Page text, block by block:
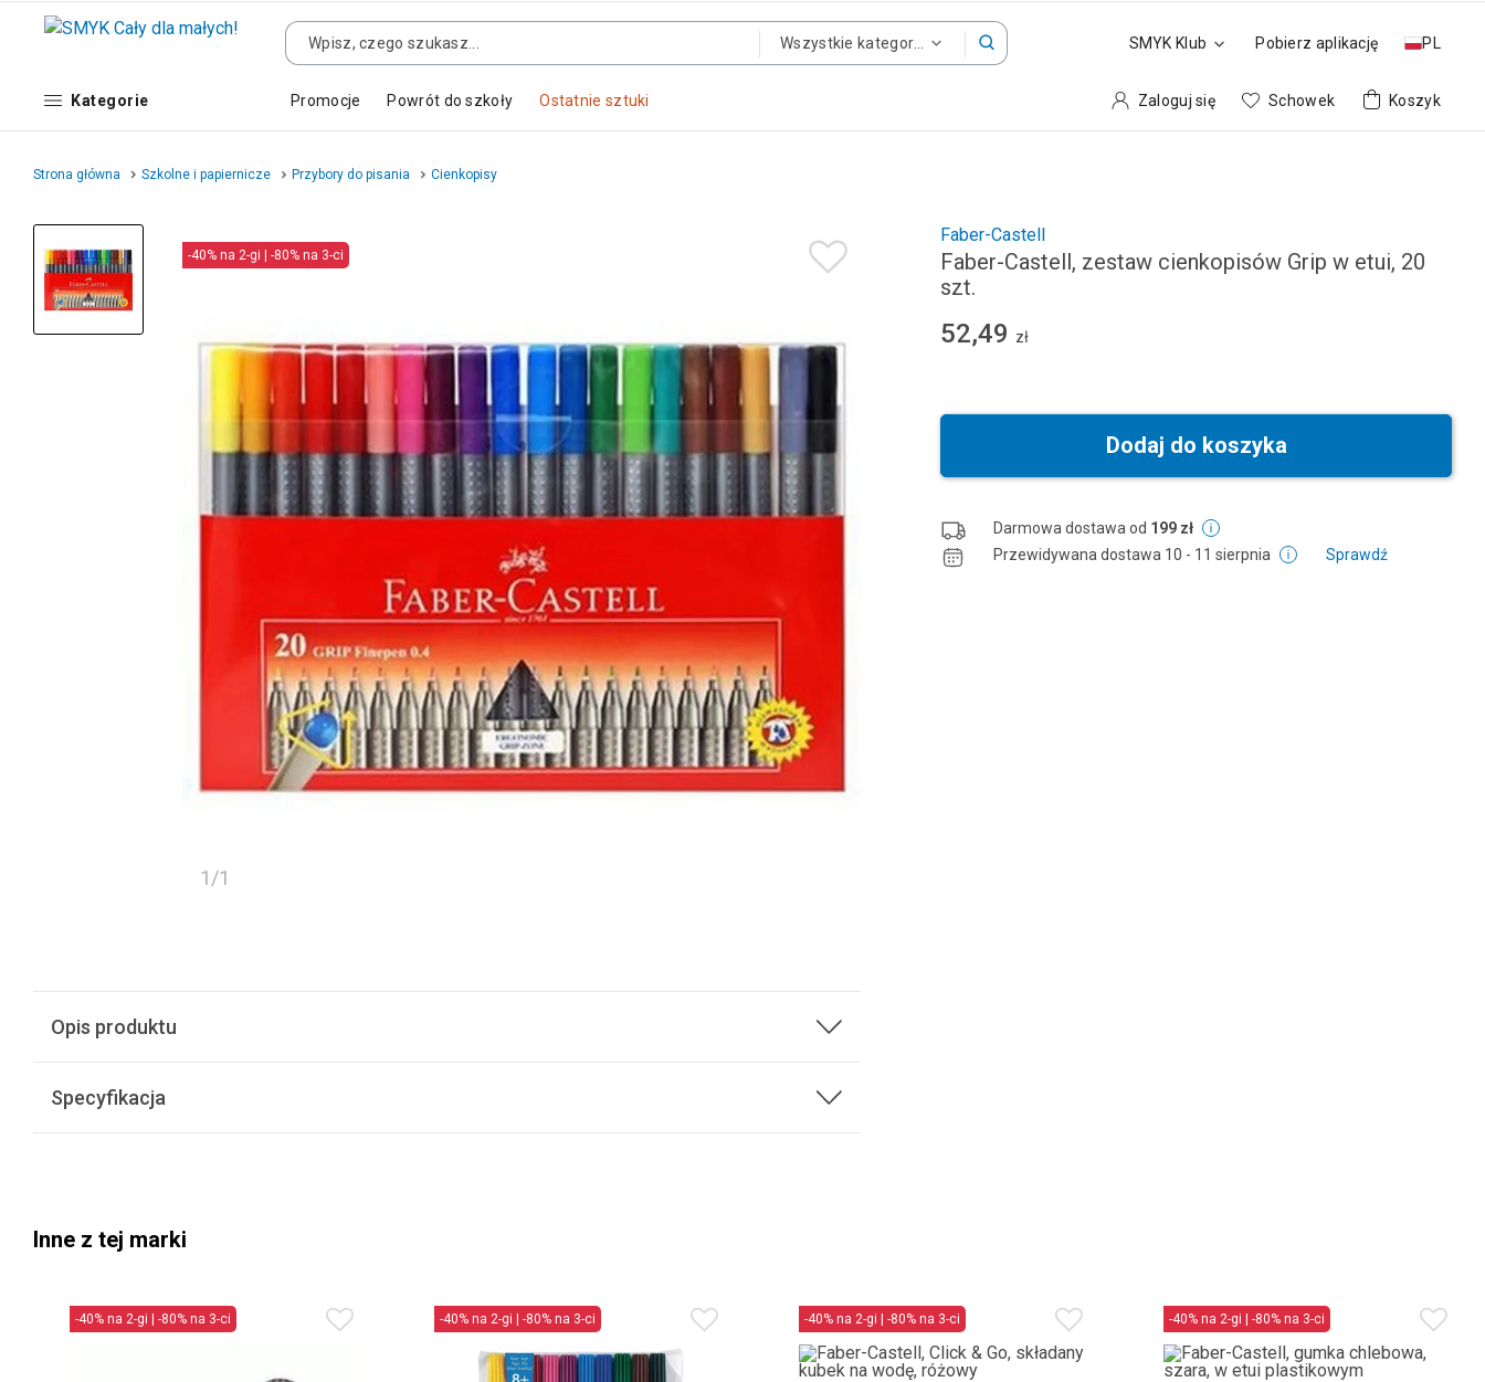
SMYK Klub Pobierz aplikację PL
Kategorie Promocje Powrót do szkoły Ostatnie sztuki Zaloguj się Schowek Koszyk
Strona główna Szkolne i papiernicze Przybory do pisania Cienkopisy
-40% na 2-gi | -80% na 3-ci
1/1
Opis produktu
Specyfikacja
Faber-Castell
Faber-Castell, zestaw cienkopisów Grip w etui, 20
szt.
52,49 zł
Dodaj do koszyka
Darmowa dostawa od 199 zł
Przewidywana dostawa 10 - 11 sierpnia Sprawdź
Inne z tej marki
-40% na 2-gi | -80% na 3-ci -40% na 2-gi | -80% na 3-ci -40% na 2-gi | -80% na 3-ci -40% na 2-gi | -80% na 3-ci